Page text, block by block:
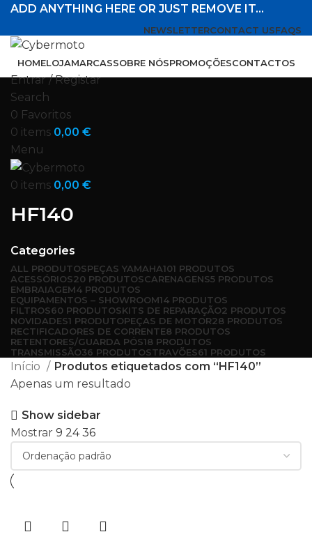
ADD ANYTHING HERE OR JUST REMOVE IT…
NEWSLETTERCONTACT USFAQS
HOMELOJAMARCASSOBRE NÓSPROMOÇÕESCONTACTOS
Entrar / Registar
Search
0 Favoritos
0 items 0,00 €
Menu
0 items 0,00 €
HF140
Categories
ALL PRODUTOSPEÇAS YAMAHA101 PRODUTOS
ACESSÓRIOS20 PRODUTOSCARENAGENS5 PRODUTOS
EMBRAIAGEM4 PRODUTOS
EQUIPAMENTOS – SHOWROOM14 PRODUTOS
FILTROS60 PRODUTOSKITS DE REPARAÇÃO2 PRODUTOS
NOVIDADES1 PRODUTOPEÇAS DE MOTOR28 PRODUTOS
RECTIFICADORES DE CORRENTE8 PRODUTOS
RETENTORES/GUARDA PÓS18 PRODUTOS
TRANSMISSÃO36 PRODUTOSTRAVÕES61 PRODUTOS
Início
Produtos etiquetados com “HF140”
Apenas um resultado
Show sidebar
Mostrar 9 2436